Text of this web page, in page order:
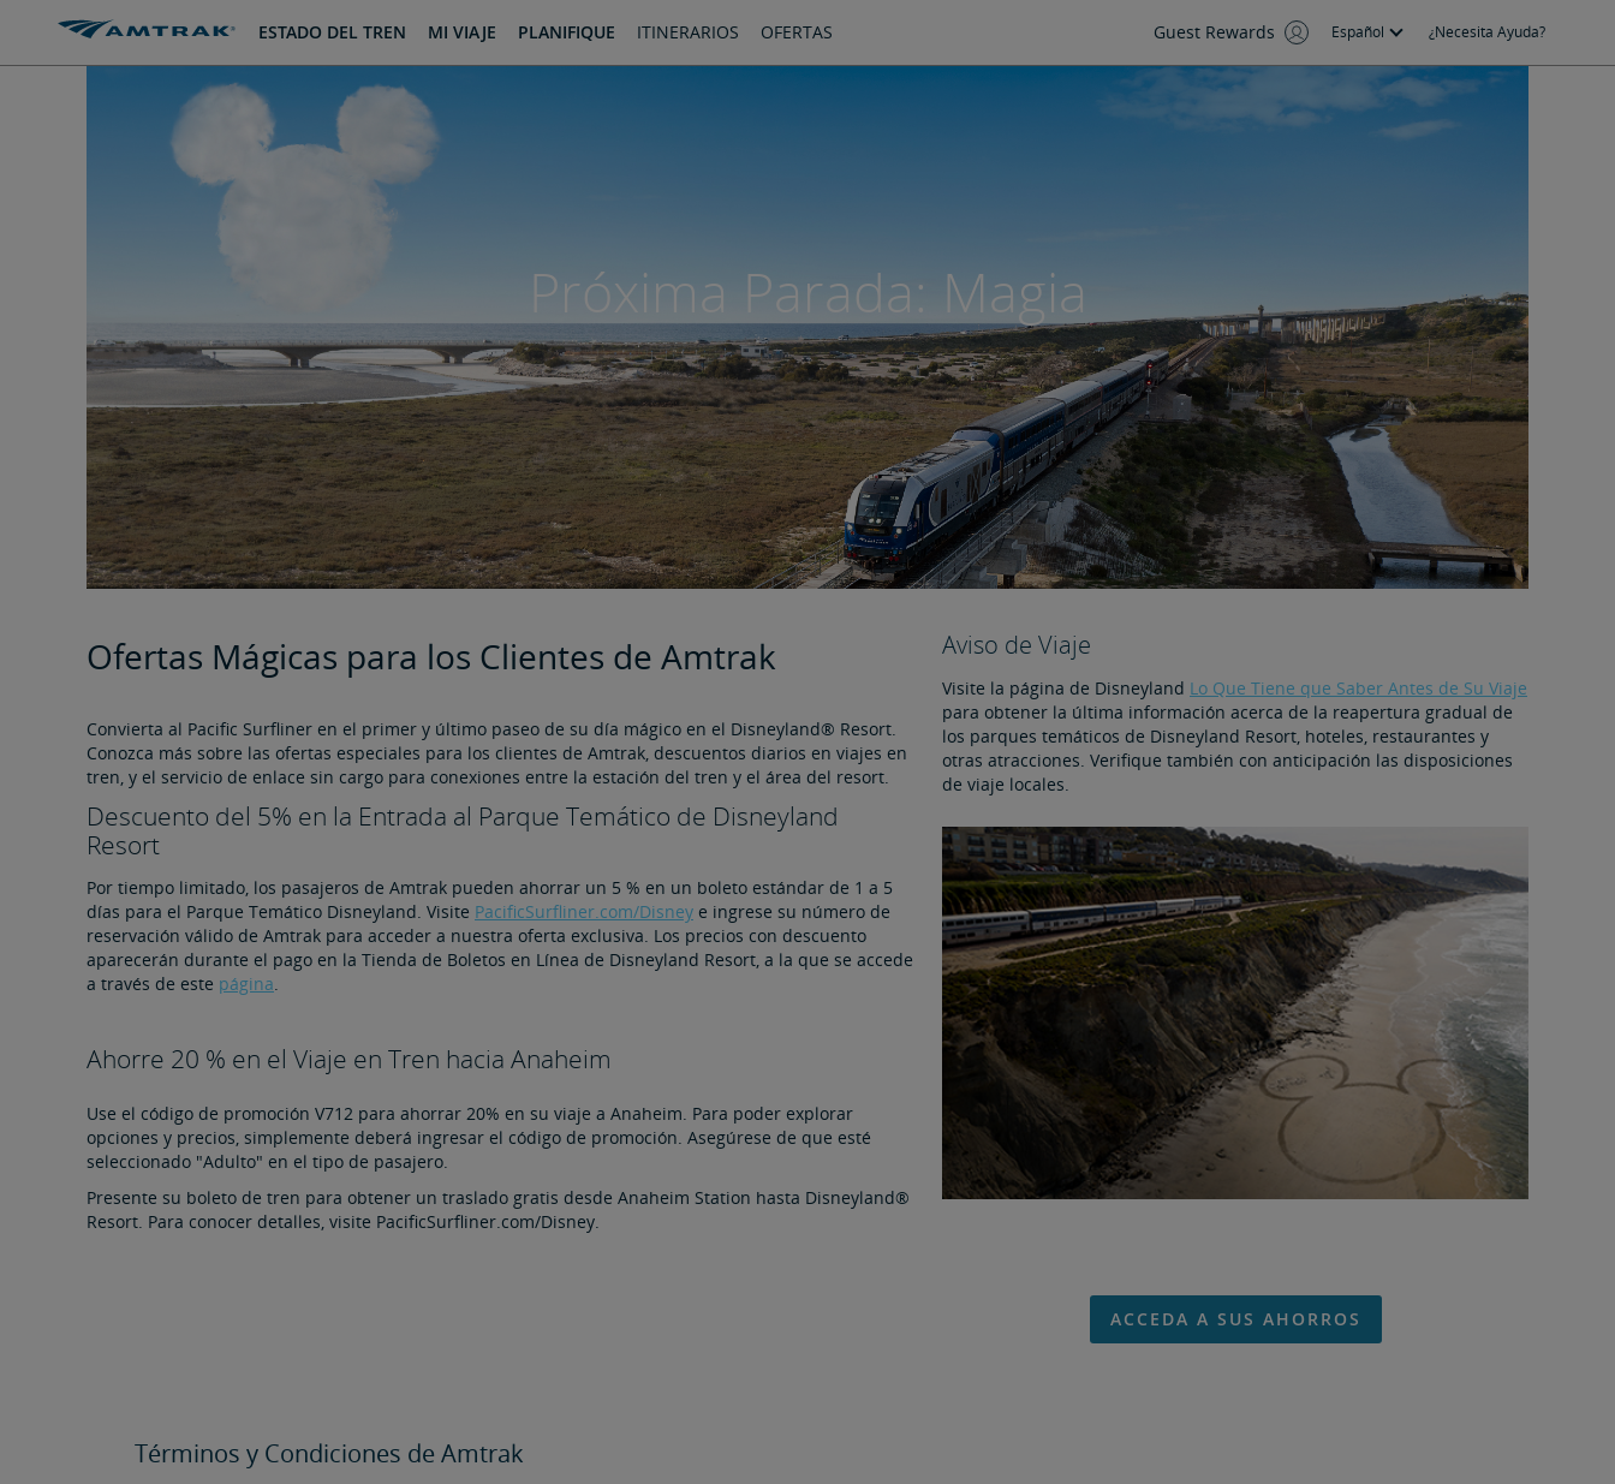
saltar
saltar ESTADO DEL TREN MI VIAJE PLANIFIQUE ITINERARIOS OFERTAS Guest Rewards Español ¿Necesita Ayuda?
Próxima Parada: Magia
Ofertas Mágicas para los Clientes de Amtrak
Convierta al Pacific Surfliner en el primer y último paseo de su día mágico en el Disneyland® Resort.
Conozca más sobre las ofertas especiales para los clientes de Amtrak, descuentos diarios en viajes en
tren, y el servicio de enlace sin cargo para conexiones entre la estación del tren y el área del resort.
Descuento del 5% en la Entrada al Parque Temático de Disneyland
Resort
Por tiempo limitado, los pasajeros de Amtrak pueden ahorrar un 5 % en un boleto estándar de 1 a 5
días para el Parque Temático Disneyland. Visite PacificSurfliner.com/Disney e ingrese su número de
reservación válido de Amtrak para acceder a nuestra oferta exclusiva. Los precios con descuento
aparecerán durante el pago en la Tienda de Boletos en Línea de Disneyland Resort, a la que se accede
a través de este página.
Ahorre 20 % en el Viaje en Tren hacia Anaheim
Use el código de promoción V712 para ahorrar 20% en su viaje a Anaheim. Para poder explorar
opciones y precios, simplemente deberá ingresar el código de promoción. Asegúrese de que esté
seleccionado "Adulto" en el tipo de pasajero.
Presente su boleto de tren para obtener un traslado gratis desde Anaheim Station hasta Disneyland®
Resort. Para conocer detalles, visite PacificSurfliner.com/Disney.
Aviso de Viaje
Visite la página de Disneyland Lo Que Tiene que Saber Antes de Su Viaje
para obtener la última información acerca de la reapertura gradual de
los parques temáticos de Disneyland Resort, hoteles, restaurantes y
otras atracciones. Verifique también con anticipación las disposiciones
de viaje locales.
ACCEDA A SUS AHORROS
Términos y Condiciones de Amtrak